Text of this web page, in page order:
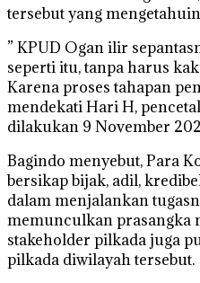
tersebut yang
” KPUD Ogan ilir
seperti itu, tanpa harus
Karena proses tahapan
mendekati Hari H,
dilakukan 9 November
Bagindo menyebut, Para
bersikap bijak, adil,
dalam menjalankan
memunculkan prasangka
stakeholder pilkada juga
pilkada diwilayah tersebut.